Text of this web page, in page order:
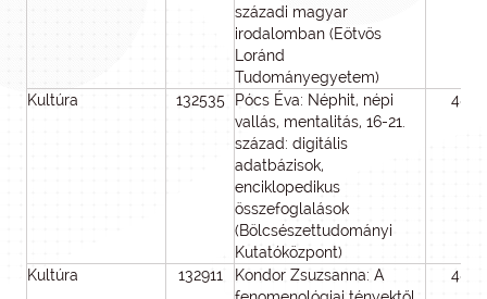
századi magyar
irodalomban (Eötvös
Loránd
Tudományegyetem)
Kultúra 132535
Pócs Éva: Néphit, népi
vallás, mentalitás, 16-21.
század: digitális
adatbázisok,
enciklopedikus
összefoglalások
(Bölcsészettudományi
Kutatóközpont)
48
Kultúra 132911
Kondor Zsuzsanna: A
48